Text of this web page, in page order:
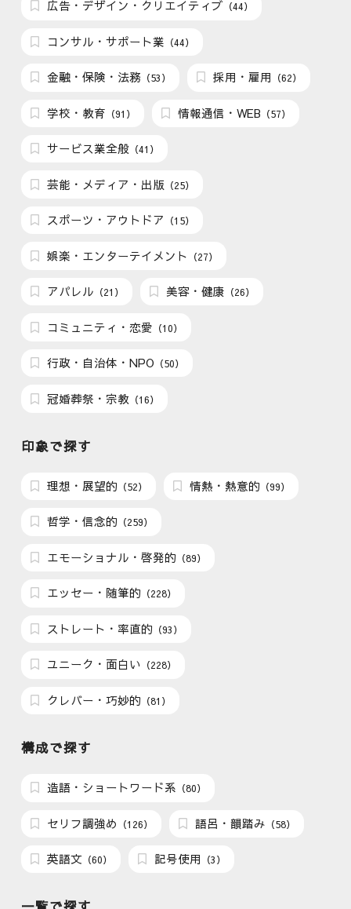
広告・デザイン・クリエイティブ （44）
コンサル・サポート業 （44）
金融・保険・法務 （53） 採用・雇用 （62）
学校・教育 （91） 情報通信・WEB （57）
サービス業全般 （41）
芸能・メディア・出版 （25）
スポーツ・アウトドア （15）
娯楽・エンターテイメント （27）
アパレル （21） 美容・健康 （26）
コミュニティ・恋愛 （10）
行政・自治体・NPO （50）
冠婚葬祭・宗教 （16）
印象で探す
理想・展望的 （52） 情熱・熱意的 （99）
哲学・信念的 （259）
エモーショナル・啓発的 （89）
エッセー・随筆的 （228）
ストレート・率直的 （93）
ユニーク・面白い （228）
クレバー・巧妙的 （81）
構成で探す
造語・ショートワード系 （80）
セリフ調強め （126） 語呂・韻踏み （58）
英語文 （60） 記号使用 （3）